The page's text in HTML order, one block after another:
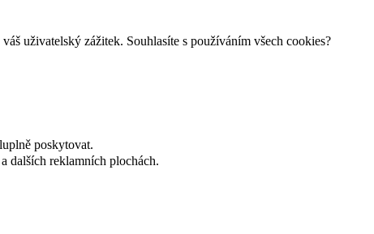
uživatelský zážitek. Souhlasíte s používáním všech cookies?
poskytovat.
dalších reklamních plochách.